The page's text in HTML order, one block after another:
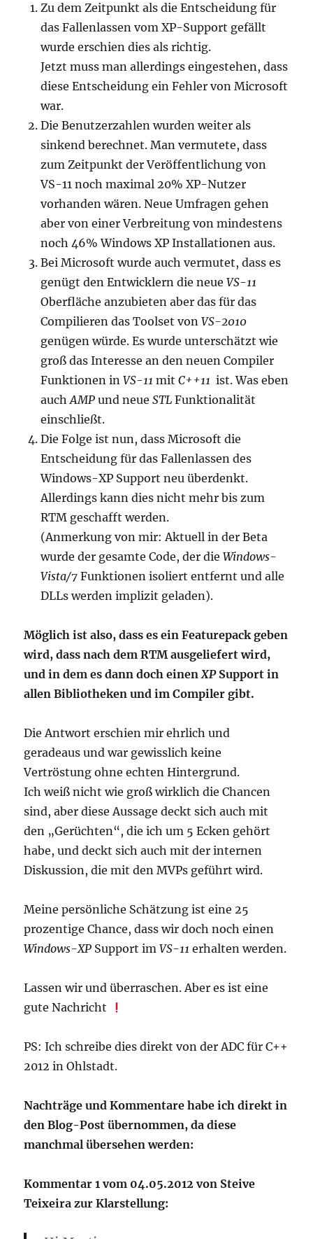
Zu dem Zeitpunkt als die Entscheidung für
das Fallenlassen vom XP-Support gefällt
wurde erschien dies als richtig.
Jetzt muss man allerdings eingestehen, dass
diese Entscheidung ein Fehler von Microsoft
war.
Die Benutzerzahlen wurden weiter als
sinkend berechnet. Man vermutete, dass
zum Zeitpunkt der Veröffentlichung von
VS-11 noch maximal 20% XP-Nutzer
vorhanden wären. Neue Umfragen gehen
aber von einer Verbreitung von mindestens
noch 46% Windows XP Installationen aus.
Bei Microsoft wurde auch vermutet, dass es
genügt den Entwicklern die neueVS-11
Oberfläche anzubieten aber das für das
Compilieren das Toolset vonVS-2010
genügen würde. Es wurde unterschätzt wie
groß das Interesse an den neuen Compiler
Funktionen inVS-11 mitC++11 ist. Was eben
auchAMP und neueSTL Funktionalität
einschließt.
Die Folge ist nun, dass Microsoft die
Entscheidung für das Fallenlassen des
Windows-XP Support neu überdenkt.
Allerdings kann dies nicht mehr bis zum
RTM geschafft werden.
(Anmerkung von mir: Aktuell in der Beta
wurde der gesamte Code, der dieWindows-
Vista/7 Funktionen isoliert entfernt und alle
DLLs werden implizit geladen).
Möglich ist also, dass es ein Featurepack geben
wird, dass nach dem RTM ausgeliefert wird,
und in dem es dann doch einenXPSupport in
allen Bibliotheken und im Compiler gibt.
Die Antwort erschien mir ehrlich und
geradeaus und war gewisslich keine
Vertröstung ohne echten Hintergrund.
Ich weiß nicht wie groß wirklich die Chancen
sind, aber diese Aussage deckt sich auch mit
den „Gerüchten“, die ich um 5 Ecken gehört
habe, und deckt sich auch mit der internen
Diskussion, die mit den MVPs geführt wird.
Meine persönliche Schätzung ist eine 25
prozentige Chance, dass wir doch noch einen
Windows-XP Support imVS-11 erhalten werden.
Lassen wir und überraschen. Aber es ist eine
gute Nachricht
PS: Ich schreibe dies direkt von der ADC für C++
2012 in Ohlstadt.
Nachträge und Kommentare habe ich direkt in
den Blog-Post übernommen, da diese
manchmal übersehen werden:
Kommentar 1 vom 04.05.2012 von Steive
Teixeira zur Klarstellung: